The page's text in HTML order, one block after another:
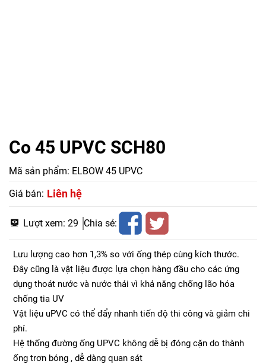
Co 45 UPVC SCH80
Mã sản phẩm: ELBOW 45 UPVC
Giá bán: Liên hệ
Lượt xem: 29 Chia sẻ:
Lưu lượng cao hơn 1,3% so với ống thép cùng kích thước.
Đây cũng là vật liệu được lựa chọn hàng đầu cho các ứng
dụng thoát nước và nước thải vì khả năng chống lão hóa
chống tia UV
Vật liệu uPVC có thể đẩy nhanh tiến độ thi công và giảm chi
phí.
Hệ thống đường ống UPVC không dễ bị đóng cặn do thành
ống trơn bóng , dễ dàng quan sát